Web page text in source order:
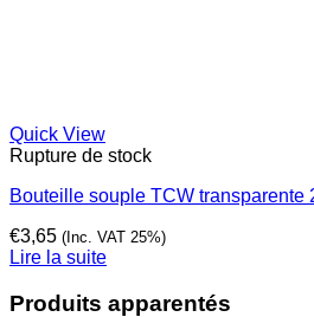
Quick View
Rupture de stock
Bouteille souple TCW transparente
€3,65 (Inc. VAT 25%)
Lire la suite
Produits apparentés